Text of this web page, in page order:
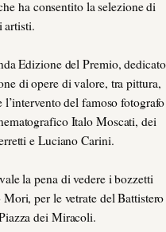
ha consentito la selezione di
artisti.
Edizione del Premio, dedicato
di opere di valore, tra pittura,
del famoso fotografo
Italo Moscati, dei
e Luciano Carini.
la pena di vedere i bozzetti
per le vetrate del Battistero
dei Miracoli.